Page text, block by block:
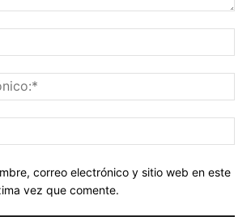
correo electrónico y sitio web en este
vez que comente.